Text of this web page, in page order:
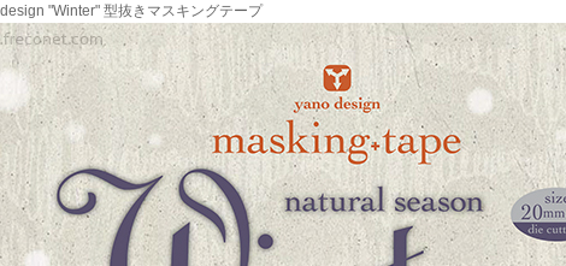
"Winter" 型抜きマスキングテープ